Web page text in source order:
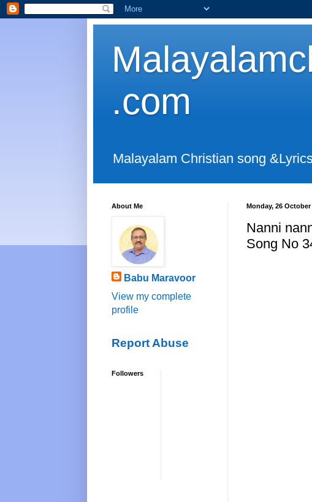
.com
Malayalam Christian song
Monday, 26 October
Nanni
Song No
About Me
Babu Maravoor
View my complete
profile
Report Abuse
Followers